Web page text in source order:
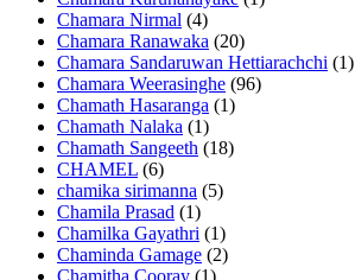
Chamara Nirmal (4)
Chamara Ranawaka (20)
Chamara Sandaruwan Hettiarachchi (1)
Chamara Weerasinghe (96)
Chamath Hasaranga (1)
Chamath Nalaka (1)
Chamath Sangeeth (18)
CHAMEL (6)
chamika sirimanna (5)
Chamila Prasad (1)
Chamilka Gayathri (1)
Chaminda Gamage (2)
Chamitha Cooray (1)